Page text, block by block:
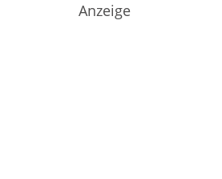
Anzeige